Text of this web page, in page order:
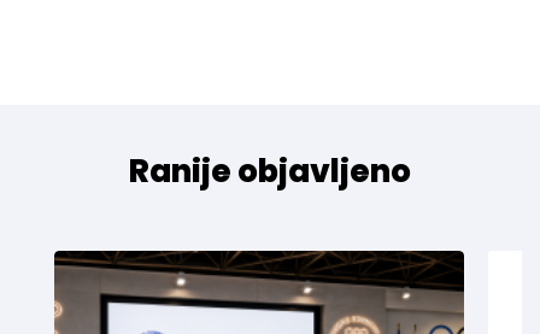
Ranije objavljeno